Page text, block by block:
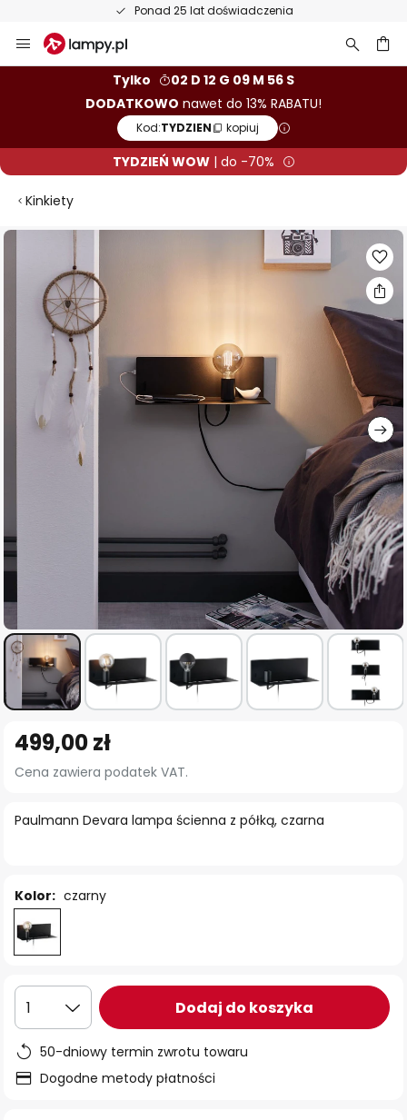
Ponad 25 lat doświadczenia
Przejdź
do
Tylko
02 D 12 G 09 M 56 S
DODATKOWO nawet do 13% RABATU!
Kod:TYDZIEN kopiuj
TYDZIEŃ WOW| do -70%
Kinkiety
Przejdź
koniec
galerii
na
początek
Paulmann Devara lampa ścienna z półką, czarna
499,00 zł
Cena zawiera podatek VAT.
Kolor: czarny
1 Dodaj do koszyka
50-dniowy termin zwrotu towaru
Dogodne metody płatności